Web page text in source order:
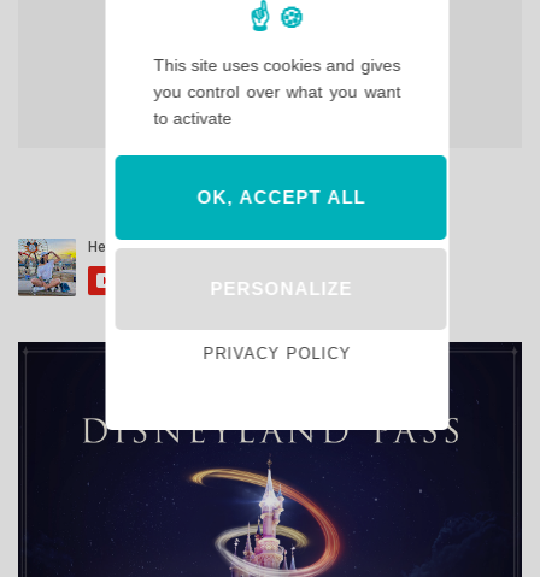
This site uses cookies and gives
you control over what you want
to activate
OK, ACCEPT ALL
PERSONALIZE
PRIVACY POLICY